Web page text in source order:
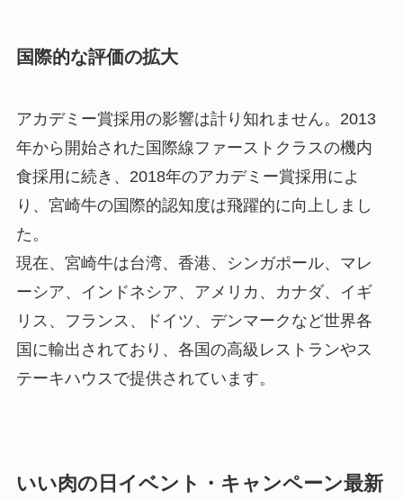
国際的な評価の拡大
アカデミー賞採用の影響は計り知れません。2013
年から開始された国際線ファーストクラスの機内
食採用に続き、2018年のアカデミー賞採用によ
り、宮崎牛の国際的認知度は飛躍的に向上しまし
た。
現在、宮崎牛は台湾、香港、シンガポール、マレ
ーシア、インドネシア、アメリカ、カナダ、イギ
リス、フランス、ドイツ、デンマークなど世界各
国に輸出されており、各国の高級レストランやス
テーキハウスで提供されています。
いい肉の日イベント・キャンペーン最新